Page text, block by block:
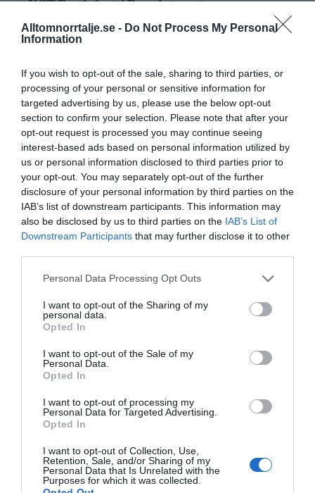
Alltomnorrtalje.se - Do Not Process My Personal
Information
If you wish to opt-out of the sale, sharing to third parties, or
processing of your personal or sensitive information for
targeted advertising by us, please use the below opt-out
section to confirm your selection. Please note that after your
opt-out request is processed you may continue seeing
interest-based ads based on personal information utilized by
us or personal information disclosed to third parties prior to
your opt-out. You may separately opt-out of the further
disclosure of your personal information by third parties on the
IAB’s list of downstream participants. This information may
also be disclosed by us to third parties on the IAB’s List of
Downstream Participants that may further disclose it to other
Personal Data Processing Opt Outs
I want to opt-out of the Sharing of my
personal data.
Opted In
I want to opt-out of the Sale of my
Personal Data.
Opted In
I want to opt-out of processing my
Personal Data for Targeted Advertising.
Opted In
I want to opt-out of Collection, Use,
Retention, Sale, and/or Sharing of my
Personal Data that Is Unrelated with the
Purposes for which it was collected.
fastighetsbolag i Rimbo
Panthalassa Åre AB registrerat –
fastighetsförvaltning i Yxlan
25/3 NYA BOLAG
Nytt fastighetsförvaltningsbolag registerat i
Norrtälje
Trålen 24 AB registrerat
18/3 NYA BOLAG
Lokalt väder
24°C
05:00
24°C
Senaste nytt